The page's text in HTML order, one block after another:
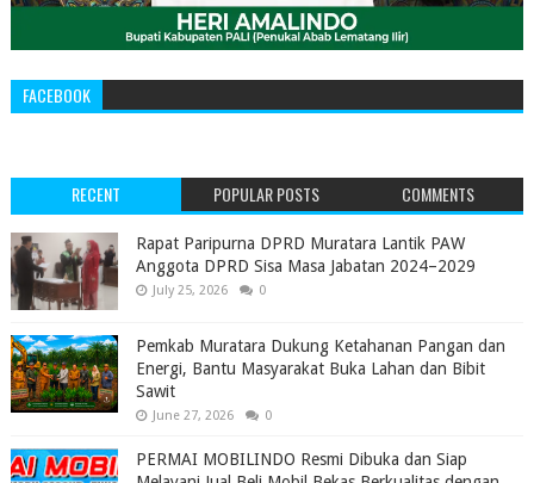
FACEBOOK
RECENT POPULAR POSTS COMMENTS
‎Rapat Paripurna DPRD Muratara Lantik PAW
Anggota DPRD Sisa Masa Jabatan 2024–2029 ‎
July 25, 2026 0
Pemkab Muratara Dukung Ketahanan Pangan dan
Energi, Bantu Masyarakat Buka Lahan dan Bibit
Sawit
June 27, 2026 0
PERMAI MOBILINDO Resmi Dibuka dan Siap